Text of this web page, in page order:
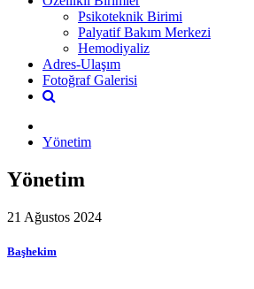
Psikoteknik Birimi
Palyatif Bakım Merkezi
Hemodiyaliz
Adres-Ulaşım
Fotoğraf Galerisi
Yönetim
Yönetim
21 Ağustos 2024
Başhekim